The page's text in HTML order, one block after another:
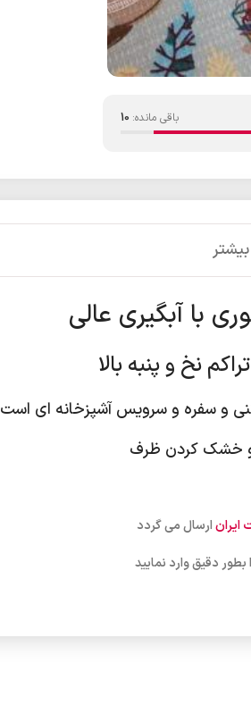
باقی مانده: 10
با آبگیری عالی
کنی و سفره و سرویس آشپزخانه ای است
و خشک کردن ظرف
ارسال می گردد
دقیق وارد نمایید